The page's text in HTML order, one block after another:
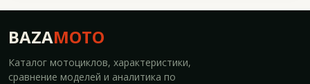
BAZAMOTO
Каталог мотоциклов, характеристики,
сравнение моделей и аналитика по